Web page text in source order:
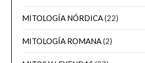
MITOLOGÍA NÓRDICA(22)
MITOLOGÍA ROMANA(2)